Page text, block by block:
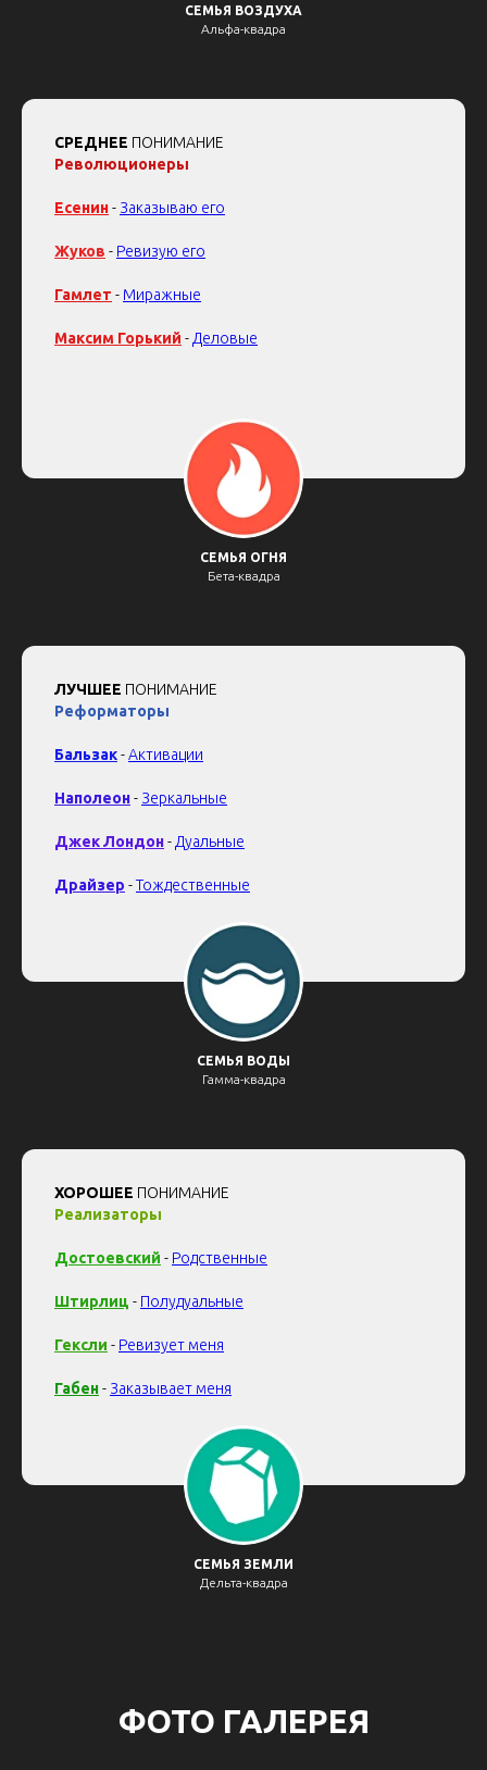
СЕМЬЯ ВОЗДУХА
Альфа-квадра
СРЕДНЕЕ ПОНИМАНИЕ
Революционеры
Есенин- Заказываю его
Жуков - Ревизую его
Гамлет - Миражные
Максим Горький - Деловые
СЕМЬЯ ОГНЯ
Бета-квадра
ЛУЧШЕЕ ПОНИМАНИЕ
Реформаторы
Бальзак-Активации
Наполеон- Зеркальные
ДжекЛондон- Дуальные
Драйзер -Тождественные
СЕМЬЯ ВОДЫ
Гамма-квадра
ХОРОШЕЕ ПОНИМАНИЕ
Реализаторы
Достоевский - Родственные
Штирлиц - Полудуальные
Гексли - Ревизует меня
Габен- Заказывает меня
СЕМЬЯ ЗЕМЛИ
Дельта-квадра
ФОТО ГАЛЕРЕЯ